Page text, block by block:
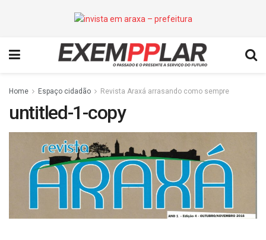
Home Espaço cidadão Revista Araxá arrasando como sempre
untitled-1-copy